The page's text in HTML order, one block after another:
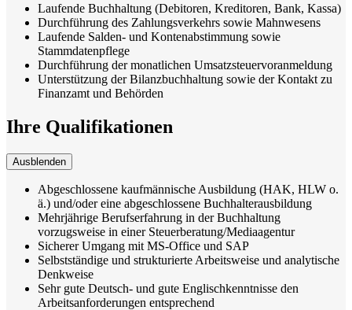
Laufende Buchhaltung (Debitoren, Kreditoren, Bank, Kassa)
Durchführung des Zahlungsverkehrs sowie Mahnwesens
Laufende Salden- und Kontenabstimmung sowie
Stammdatenpflege
Durchführung der monatlichen Umsatzsteuervoranmeldung
Unterstützung der Bilanzbuchhaltung sowie der Kontakt zu
Finanzamt und Behörden
Ihre Qualifikationen
Ausblenden
Abgeschlossene kaufmännische Ausbildung (HAK, HLW o.
ä.) und/oder eine abgeschlossene Buchhalterausbildung
Mehrjährige Berufserfahrung in der Buchhaltung
vorzugsweise in einer Steuerberatung/Mediaagentur
Sicherer Umgang mit MS-Office und SAP
Selbstständige und strukturierte Arbeitsweise und analytische
Denkweise
Sehr gute Deutsch- und gute Englischkenntnisse den
Arbeitsanforderungen entsprechend